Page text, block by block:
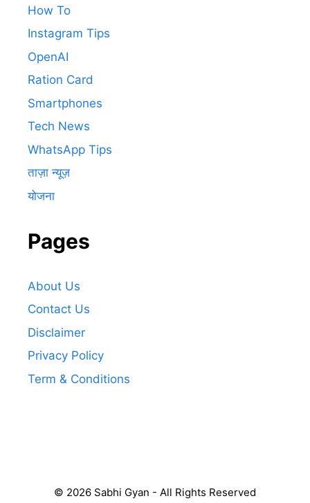
How To
Instagram Tips
OpenAI
Ration Card
Smartphones
Tech News
WhatsApp Tips
ताज़ा न्यूज़
योजना
Pages
About Us
Contact Us
Disclaimer
Privacy Policy
Term & Conditions
© 2026 Sabhi Gyan - All Rights Reserved